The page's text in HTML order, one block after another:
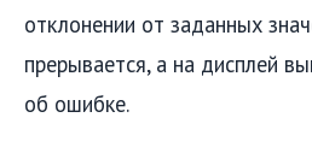
отклонении от заданных
прерывается, а на дисплей
об ошибке.